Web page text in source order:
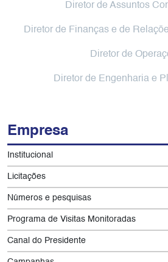
Diretor de Assuntos
Diretor de Finanças e de
Diretor de
Diretor de Engenharia e
Empresa
Institucional
Licitações
Números e pesquisas
Programa de Visitas Monitoradas
Canal do Presidente